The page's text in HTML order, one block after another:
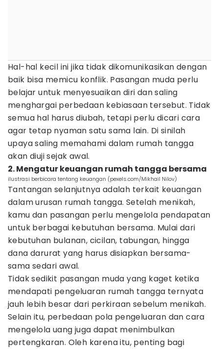
Hal-hal kecil ini jika tidak dikomunikasikan dengan
baik bisa memicu konflik. Pasangan muda perlu
belajar untuk menyesuaikan diri dan saling
menghargai perbedaan kebiasaan tersebut. Tidak
semua hal harus diubah, tetapi perlu dicari cara
agar tetap nyaman satu sama lain. Di sinilah
upaya saling memahami dalam rumah tangga
akan diuji sejak awal.
2. Mengatur keuangan rumah tangga bersama
ilustrasi berbicara tentang keuangan (pexels.com/Mikhail Nilov)
Tantangan selanjutnya adalah terkait keuangan
dalam urusan rumah tangga. Setelah menikah,
kamu dan pasangan perlu mengelola pendapatan
untuk berbagai kebutuhan bersama. Mulai dari
kebutuhan bulanan, cicilan, tabungan, hingga
dana darurat yang harus disiapkan bersama-
sama sedari awal.
Tidak sedikit pasangan muda yang kaget ketika
mendapati pengeluaran rumah tangga ternyata
jauh lebih besar dari perkiraan sebelum menikah.
Selain itu, perbedaan pola pengeluaran dan cara
mengelola uang juga dapat menimbulkan
pertengkaran. Oleh karena itu, penting bagi